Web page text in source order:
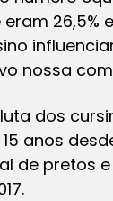
26,5%
nossa
dos
anos
de pretos